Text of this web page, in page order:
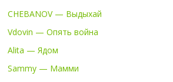
CHEBANOV — Выдыхай
Vdovin — Опять война
Alita — Ядом
Sammy — Мамми